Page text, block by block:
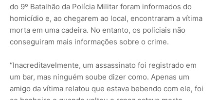
do 9º Batalhão da Polícia Militar foram informados do
homicídio e, ao chegarem ao local, encontraram a vítima
morta em uma cadeira. No entanto, os policiais não
conseguiram mais informações sobre o crime.
“Inacreditavelmente, um assassinato foi registrado em
um bar, mas ninguém soube dizer como. Apenas um
amigo da vítima relatou que estava bebendo com ele, foi